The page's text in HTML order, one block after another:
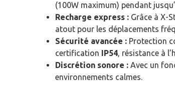
(100W maximum) pendant
Recharge express : Grâce à X-
atout pour les déplacements
Sécurité avancée : Protection
certification IP54, résistance à
Discrétion sonore : Avec un
environnements calmes.